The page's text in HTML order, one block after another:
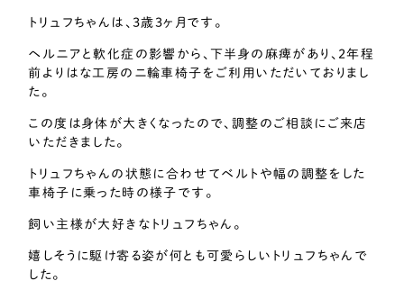
トリュフちゃんは、3歳3ヶ月です。
ヘルニアと軟化症の影響から、下半身の麻痺があり、2年程
前よりはな工房のニ輪車椅子をご利用いただいておりまし
た。
この度は身体が大きくなったので、調整のご相談にご来店
いただきました。
トリュフちゃんの状態に合わせてベルトや幅の調整をした
車椅子に乗った時の様子です。
飼い主様が大好きなトリュフちゃん。
嬉しそうに駆け寄る姿が何とも可愛らしいトリュフちゃんで
した。